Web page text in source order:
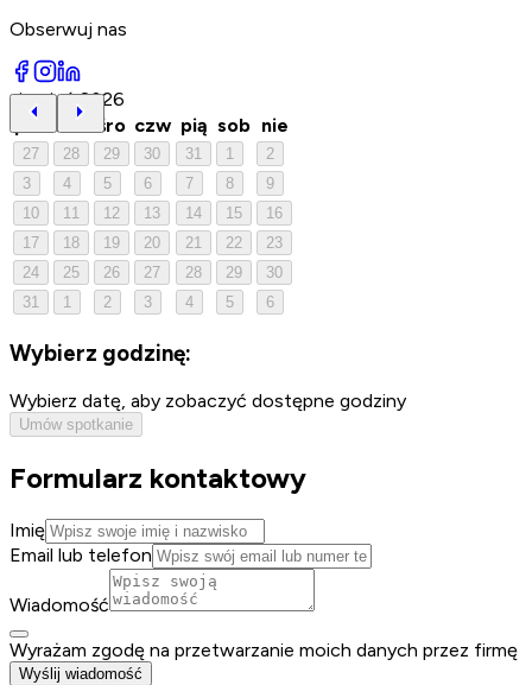
Obserwuj nas
sierpień 2026
pon
wto śro czw pią sob nie
27 28 29 30 31 1
2
3
4 5 6 7 8
9
10
11 12 13 14 15
16
17
18 19 20 21 22
23
24
25 26 27 28 29
30
31
1 2 3 4 5 6
Wybierz godzinę:
Wybierz datę, aby zobaczyć dostępne godziny
Umów spotkanie
Formularz kontaktowy
Imię
Email lub telefon
Wiadomość
Wyrażam zgodę na przetwarzanie moich danych przez firmę
Wyślij wiadomość